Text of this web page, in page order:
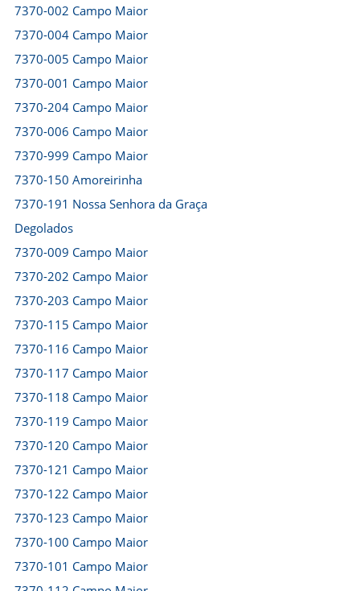
7370-002 Campo Maior
7370-004 Campo Maior
7370-005 Campo Maior
7370-001 Campo Maior
7370-204 Campo Maior
7370-006 Campo Maior
7370-999 Campo Maior
7370-150 Amoreirinha
7370-191 Nossa Senhora da Graça
Degolados
7370-009 Campo Maior
7370-202 Campo Maior
7370-203 Campo Maior
7370-115 Campo Maior
7370-116 Campo Maior
7370-117 Campo Maior
7370-118 Campo Maior
7370-119 Campo Maior
7370-120 Campo Maior
7370-121 Campo Maior
7370-122 Campo Maior
7370-123 Campo Maior
7370-100 Campo Maior
7370-101 Campo Maior